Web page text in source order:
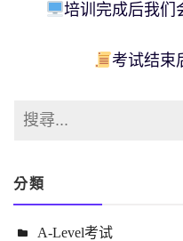
培训完成后我们
考试结束
分類
A-Level考试